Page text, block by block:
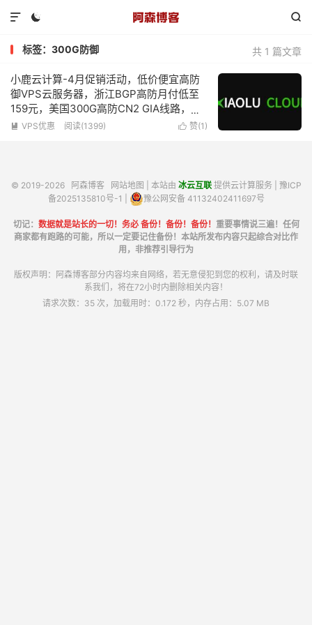
 

共 1 篇文章
标签：300G防御
小鹿云计算-4月促销活动，低价便宜高防
御VPS云服务器，浙江BGP高防月付低至
159元，美国300G高防CN2 GIA线路，
KVM虚拟化2G内存1核心100Mbps带宽低
 赞(1 )
 VPS优惠 阅读(1399)
© 2019-2026 阿森博客 网站地图 | 本站由 冰云互联提供云计算服务 | 豫ICP
备2025135810号-1
豫公网安备 41132402411697号
切记： 数据就是站长的一切！务必 备份！备份！备份！ 重要事情说三遍！任何
商家都有跑路的可能，所以一定要记住备份！本站所发布内容只起综合对比作
用，非推荐引导行为
版权声明：阿森博客部分内容均来自网络，若无意侵犯到您的权利，请及时联
系我们，将在72小时内删除相关内容！
请求次数：35 次，加载用时：0.172 秒，内存占用：5.07 MB